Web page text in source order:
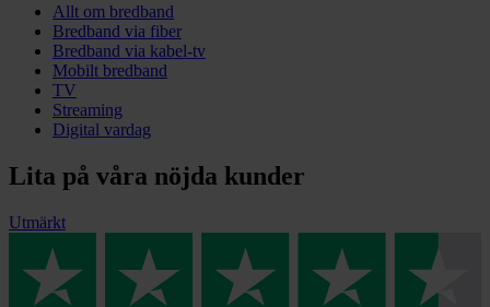
Allt om bredband
Bredband via fiber
Bredband via kabel-tv
Mobilt bredband
TV
Streaming
Digital vardag
Lita på våra nöjda kunder
Utmärkt